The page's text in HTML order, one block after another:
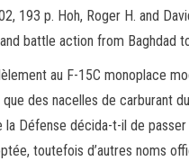
193 p. Hoh, Roger H. and
battle action from Baghdad
au F-15C monoplace
des nacelles de carburant
Défense décida-t-il de
toutefois d’autres noms